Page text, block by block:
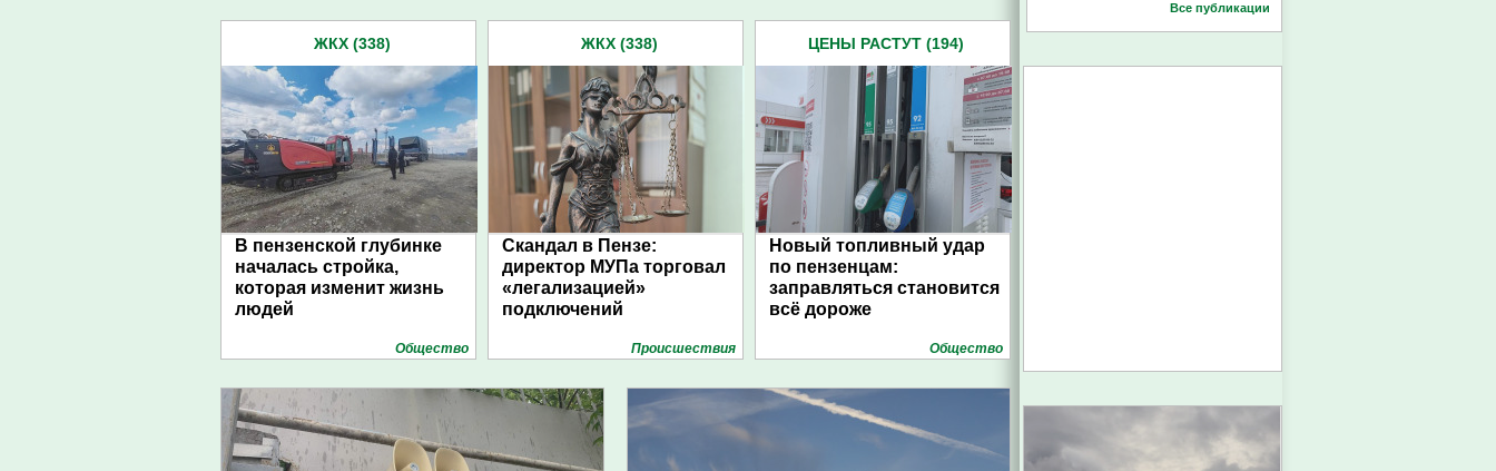
ЖКХ (338)
В пензенской глубинке
началась стройка,
которая изменит жизнь
людей
Общество
ЖКХ (338)
Скандал в Пензе:
директор МУПа торговал
«легализацией»
подключений
Проиcшествия
ЦЕНЫ РАСТУТ (194)
Новый топливный удар
по пензенцам:
заправляться становится
всё дороже
Общество
Все публикации